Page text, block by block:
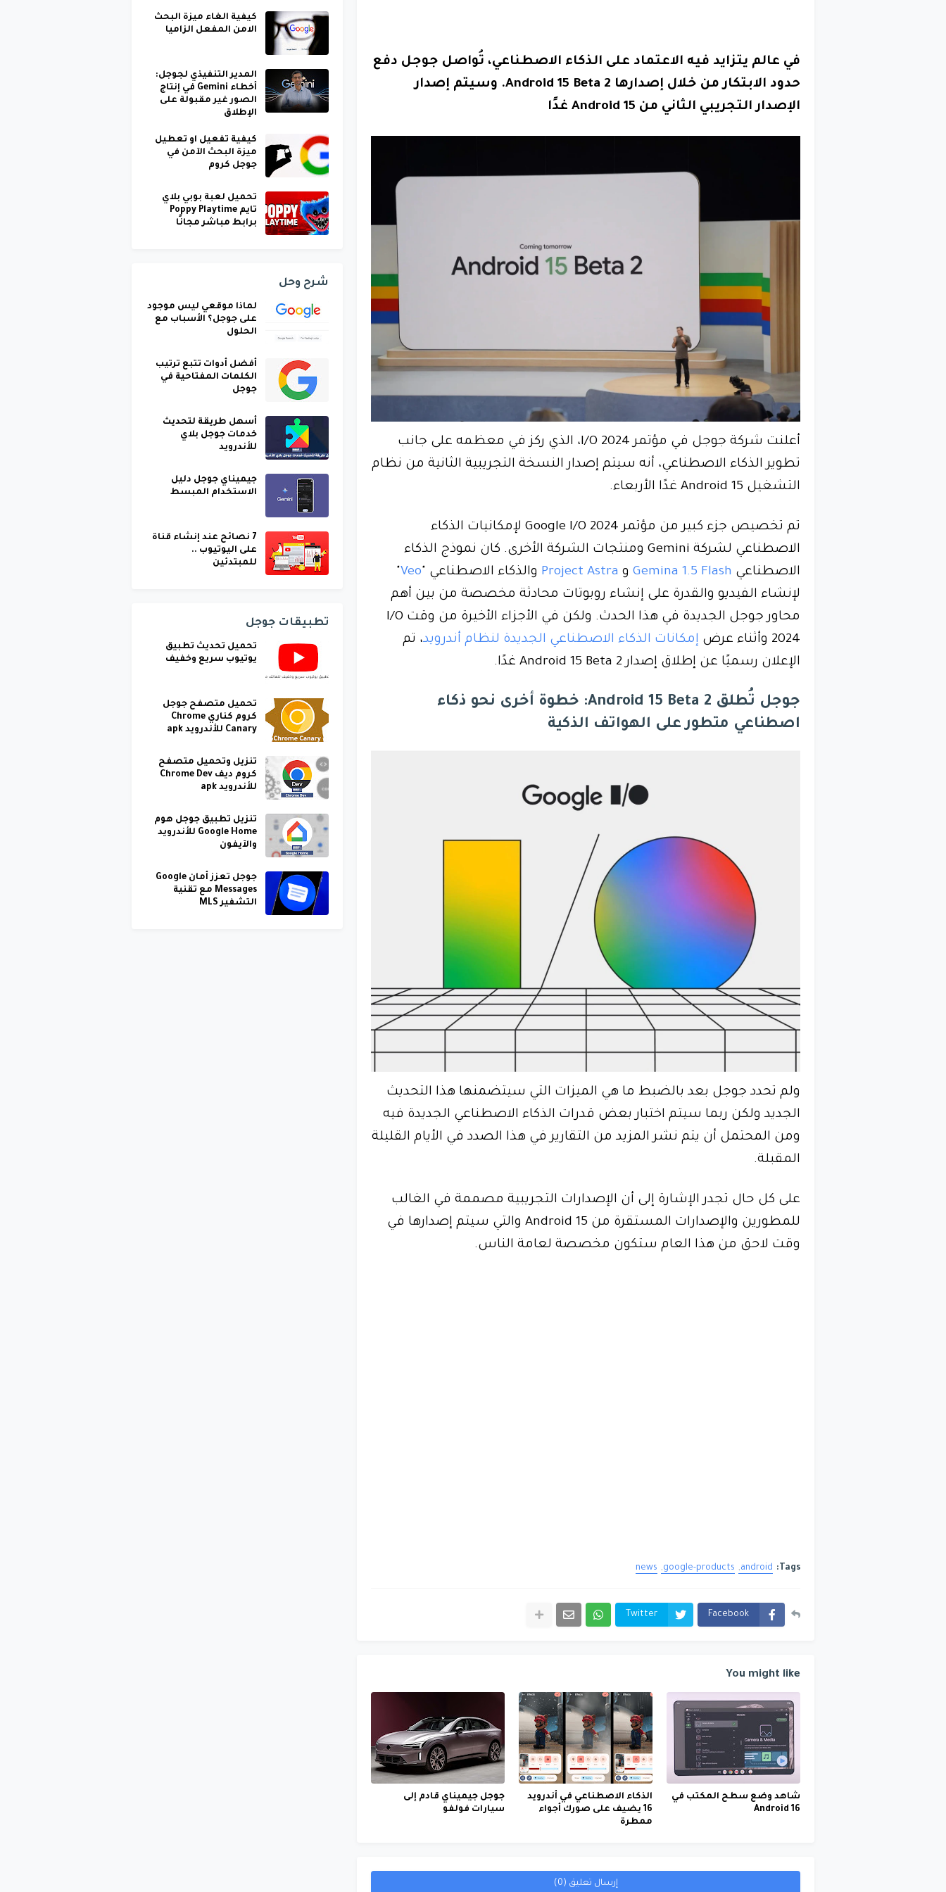
في عالم يتزايد فيه الاعتماد على الذكاء الاصطناعي، تُواصل جوجل دفع
حدود الابتكار من خلال إصدارها Android 15 Beta 2. وسيتم إصدار
الإصدار التجريبي الثاني من Android 15 غدًا
أعلنت شركة جوجل في مؤتمر I/O 2024، الذي ركز في معظمه على جانب
تطوير الذكاء الاصطناعي، أنه سيتم إصدار النسخة التجريبية الثانية من نظام
التشغيل Android 15 غدًا الأربعاء.
تم تخصيص جزء كبير من مؤتمر Google I/O 2024 لإمكانيات الذكاء
الاصطناعي لشركة Gemini ومنتجات الشركة الأخرى. كان نموذج الذكاء
الاصطناعي Gemina 1.5 Flash و Project Astra والذكاء الاصطناعي "Veo
"
لإنشاء الفيديو والقدرة على إنشاء روبوتات محادثة مخصصة من بين أهم
محاور جوجل الجديدة في هذا الحدث. ولكن في الأجزاء الأخيرة من وقت I/O
2024 وأثناء عرض
إمكانات الذكاء الاصطناعي الجديدة لنظام أندرويد، تم
الإعلان رسميًا عن إطلاق إصدار Android 15 Beta 2 غدًا.
جوجل تُطلق Android 15 Beta 2: خطوة أخرى نحو ذكاء
اصطناعي متطور على الهواتف الذكية
ولم تحدد جوجل بعد بالضبط ما هي الميزات التي سيتضمنها هذا التحديث
الجديد ولكن ربما سيتم اختبار بعض قدرات الذكاء الاصطناعي الجديدة فيه
ومن المحتمل أن يتم نشر المزيد من التقارير في هذا الصدد في الأيام القليلة
المقبلة.
على كل حال تجدر الإشارة إلى أن الإصدارات التجريبية مصممة في الغالب
للمطورين والإصدارات المستقرة من Android 15 والتي سيتم إصدارها في
وقت لاحق من هذا العام ستكون مخصصة لعامة الناس.
Tags:
android
google-products
news
Facebook
Twitter
You might like
شاهد وضع سطح المكتب في
Android 16
الذكاء الاصطناعي في أندرويد
16 يضيف على صورك أجواء
ممطرة
جوجل جيميناي قادم إلى
سيارات فولفو
إرسال تعليق (0)
كيفية الغاء ميزة البحث
الامن المفعل الزاميا
المدير التنفيذي لجوجل:
أخطاء Gemini في إنتاج
الصور غير مقبولة على
الإطلاق
كيفية تفعيل او تعطيل
ميزة البحث الآمن في
جوجل كروم
تحميل لعبة بوبي بلاي
تايم Poppy Playtime
برابط مباشر مجانًا
شرح وحل
لماذا موقعي ليس موجود
على جوجل؟ الأسباب مع
الحلول
أفضل أدوات تتبع ترتيب
الكلمات المفتاحية في
جوجل
أسهل طريقة لتحديث
خدمات جوجل بلاي
للأندرويد
جيميناي جوجل دليل
الاستخدام المبسط
7 نصائح عند إنشاء قناة
على اليوتيوب ..
للمبتدئين
تطبيقات جوجل
تحميل تحديث تطبيق
يوتيوب سريع وخفيف
تحميل متصفح جوجل
كروم كناري Chrome
Canary للأندرويد apk
تنزيل وتحميل متصفح
كروم ديف Chrome Dev
للأندرويد apk
تنزيل تطبيق جوجل هوم
Google Home للأندرويد
والآيفون
جوجل تعزز أمان Google
Messages مع تقنية
التشفير MLS